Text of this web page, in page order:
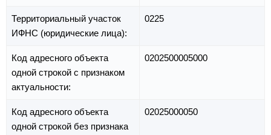
Территориальный участок
ИФНС (юридические лица):
0225
Код адресного объекта
одной строкой с признаком
актуальности:
0202500005000
Код адресного объекта
одной строкой без признака
02025000050